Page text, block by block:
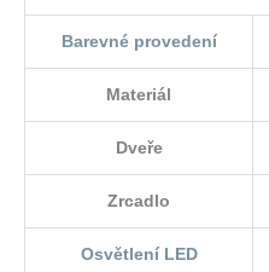
Barevné provedení
Materiál
Dveře
Zrcadlo
Osvětlení LED